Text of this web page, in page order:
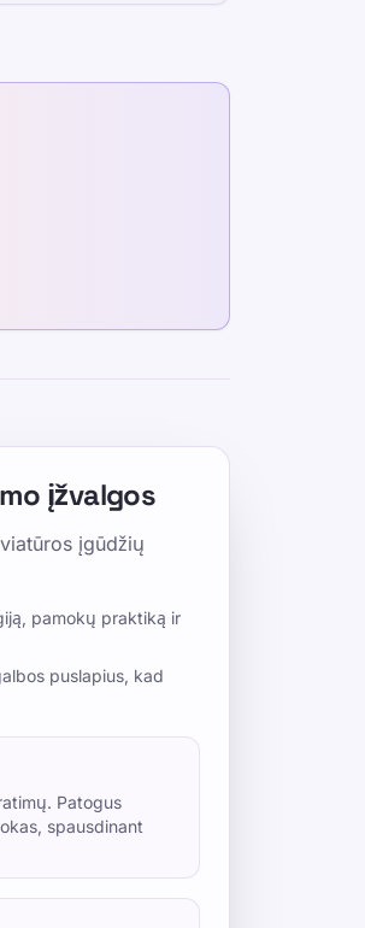
įžvalgos
įgūdžių
pamokų praktiką ir
puslapius, kad
Patogus
spausdinant